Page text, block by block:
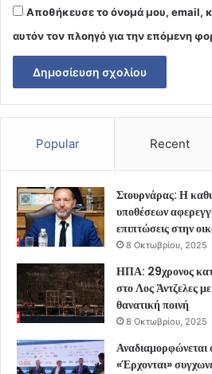
Αποθήκευσε το όνομά μου, email,
αυτόν τον πλοηγό για την επόμενη
Popular Recent
Στουρνάρας: Η
υποθέσεων
επιπτώσεις στην
8 Οκτωβρίου, 2025
ΗΠΑ: 29χρονος
στο Λος Άντζελες
θανατική ποινή
8 Οκτωβρίου, 2025
Αναδιαμορφώνεται
«Έρχονται»